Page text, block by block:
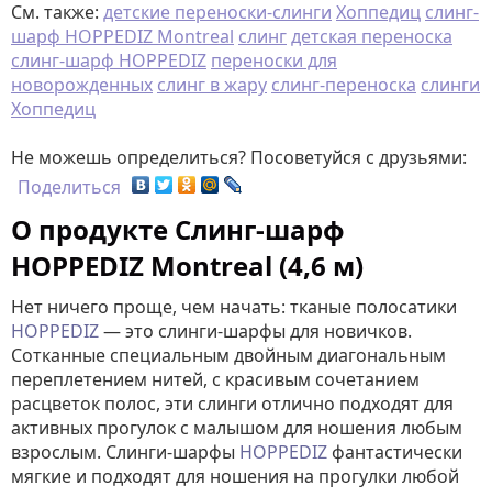
См. также: детские переноски-слинги Хоппедиц слинг-
шарф HOPPEDIZ Montreal слингдетская переноска
слинг-шарф HOPPEDIZ переноски для
новорожденных слинг в жару слинг-переноска слинги
Хоппедиц
Не можешь определиться? Посоветуйся с друзьями:
Поделиться
О продукте Слинг-шарф
HOPPEDIZ Montreal (4,6 м)
Нет ничего проще, чем начать: тканые полосатики
HOPPEDIZ— это слинги-шарфы для новичков.
Сотканные специальным двойным диагональным
переплетением нитей, с красивым сочетанием
расцветок полос, эти слинги отлично подходят для
активных прогулок с малышом для ношения любым
взрослым. Слинги-шарфы HOPPEDIZфантастически
мягкие и подходят для ношения на прогулки любой